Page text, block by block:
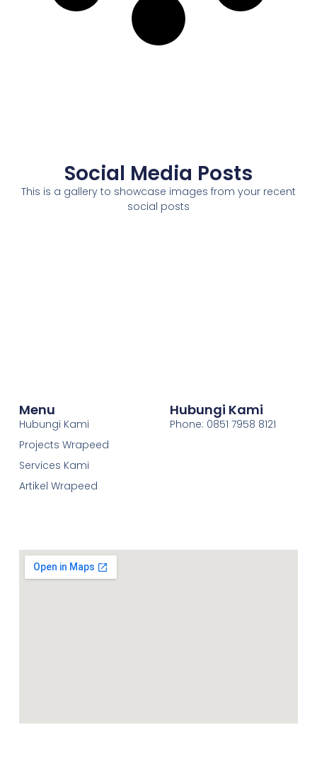
Social Media Posts
This is a gallery to showcase images from your recent
social posts
Menu
Hubungi Kami
Projects Wrapeed
Services Kami
Artikel Wrapeed
Hubungi Kami
Phone: 0851 7958 8121